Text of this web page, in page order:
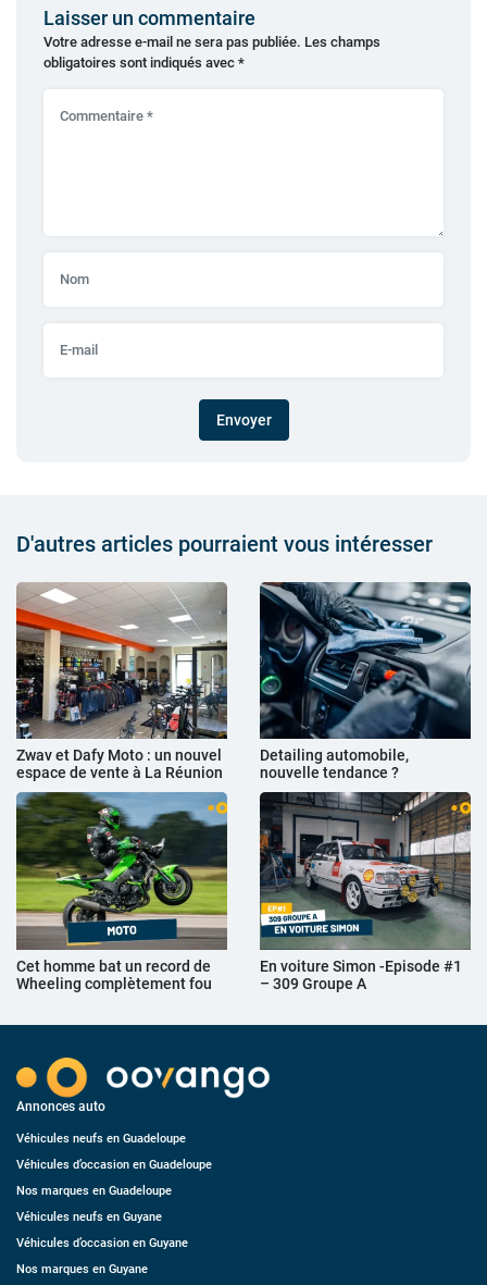
Laisser un commentaire
Votre adresse e-mail ne sera pas publiée. Les champs
obligatoires sont indiqués avec *
Envoyer
D'autres articles pourraient vous intéresser
Zwav et Dafy Moto : un nouvel
espace de vente à La Réunion
Detailing automobile,
nouvelle tendance ?
Cet homme bat un record de
Wheeling complètement fou
En voiture Simon -Episode #1
– 309 Groupe A
Annonces auto
Véhicules neufs en Guadeloupe
Véhicules d’occasion en Guadeloupe
Nos marques en Guadeloupe
Véhicules neufs en Guyane
Véhicules d’occasion en Guyane
Nos marques en Guyane